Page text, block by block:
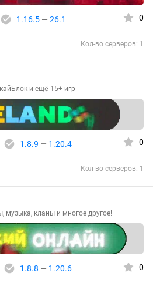
1.16.5— 26.1 0
Кол-во серверов: 1
и ещё 15+ игр
1.8.9 — 1.20.4 0
Кол-во серверов: 1
музыка, кланы и многое другое!
1.8.8 — 1.20.6 0